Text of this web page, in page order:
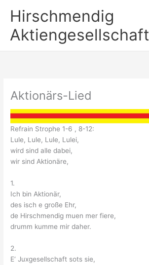
InhaltHirschmendig
Aktiengesellschaft
Aktionärs-Lied
Refrain Strophe 1-6 , 8-12:
Lule, Lule, Lule, Lulei,
wird sind alle dabei,
wir sind Aktionäre,
1.
Ich bin Aktionär,
des isch e große Ehr,
de Hirschmendig muen mer fiere,
drumm kumme mir daher.
2.
E‘ Juxgesellschaft sots sie,